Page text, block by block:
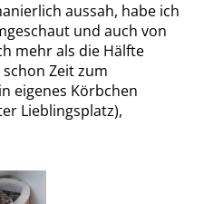
aussah, habe ich
und auch von
mehr als die Hälfte
Zeit zum
eigenes Körbchen
Lieblingsplatz),